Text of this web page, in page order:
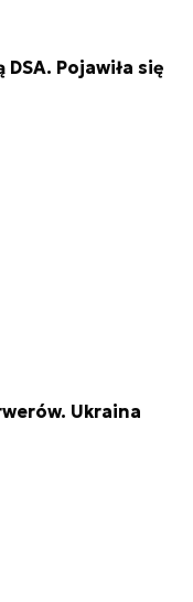
Pojawiła się
Ukraina